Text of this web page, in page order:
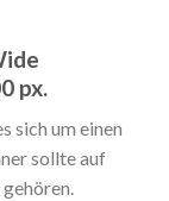
px.
sich um einen
sollte auf